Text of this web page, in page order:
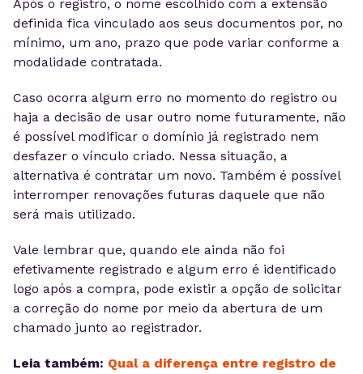
Após o registro, o nome escolhido com a extensão
definida fica vinculado aos seus documentos por, no
mínimo, um ano, prazo que pode variar conforme a
modalidade contratada.
Caso ocorra algum erro no momento do registro ou
haja a decisão de usar outro nome futuramente, não
é possível modificar o domínio já registrado nem
desfazer o vínculo criado. Nessa situação, a
alternativa é contratar um novo. Também é possível
interromper renovações futuras daquele que não
será mais utilizado.
Vale lembrar que, quando ele ainda não foi
efetivamente registrado e algum erro é identificado
logo após a compra, pode existir a opção de solicitar
a correção do nome por meio da abertura de um
chamado junto ao registrador.
Leia também: Qual a diferença entre registro de